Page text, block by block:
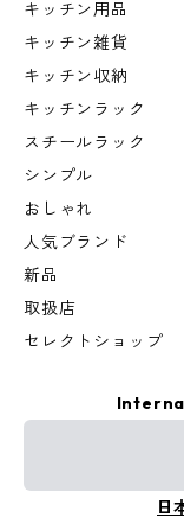
キッチン用品
キッチン雑貨
キッチン収納
キッチンラック
スチールラック
シンプル
おしゃれ
人気ブランド
新品
取扱店
セレクトショップ
日